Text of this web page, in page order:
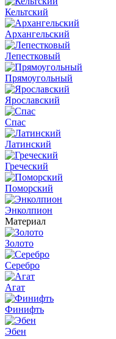
Кельтский
Архангельский
Лепестковый
Прямоугольный
Ярославский
Спас
Латинский
Греческий
Поморский
Энколпион
Материал
Золото
Серебро
Агат
Финифть
Эбен